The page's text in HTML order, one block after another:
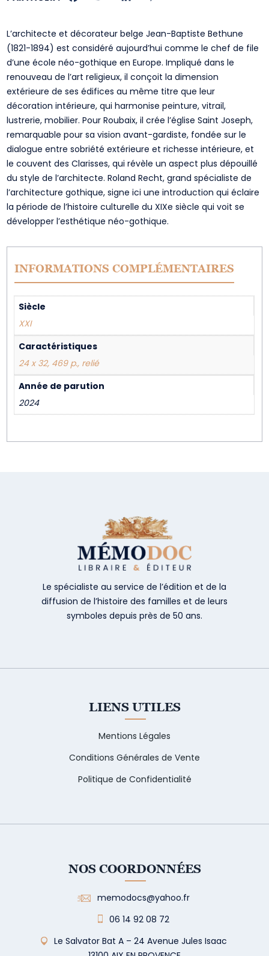
L’architecte et décorateur belge Jean-Baptiste Bethune
(1821-1894) est considéré aujourd’hui comme le chef de file
d’une école néo-gothique en Europe. Impliqué dans le
renouveau de l’art religieux, il conçoit la dimension
extérieure de ses édifices au même titre que leur
décoration intérieure, qui harmonise peinture, vitrail,
lustrerie, mobilier. Pour Roubaix, il crée l’église Saint Joseph,
remarquable pour sa vision avant-gardiste, fondée sur le
dialogue entre sobriété extérieure et richesse intérieure, et
le couvent des Clarisses, qui révèle un aspect plus dépouillé
du style de l’architecte. Roland Recht, grand spécialiste de
l’architecture gothique, signe ici une introduction qui éclaire
la période de l’histoire culturelle du XIXe siècle qui voit se
développer l’esthétique néo-gothique.
INFORMATIONS COMPLÉMENTAIRES
Siècle
XXI
Caractéristiques
24 x 32, 469 p., relié
Année de parution
2024
Le spécialiste au service de l’édition et de la
diffusion de l’histoire des familles et de leurs
symboles depuis près de 50 ans.
LIENS UTILES
Mentions Légales
Conditions Générales de Vente
Politique de Confidentialité
NOS COORDONNÉES
memodocs@yahoo.fr
06 14 92 08 72
Le Salvator Bat A – 24 Avenue Jules Isaac